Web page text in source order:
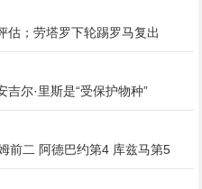
估；劳塔罗下轮踢罗马复出
尔·里斯是“受保护物种”
前二 阿德巴约第4 库兹马第5